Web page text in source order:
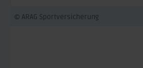
© ARAG Sportversicherung